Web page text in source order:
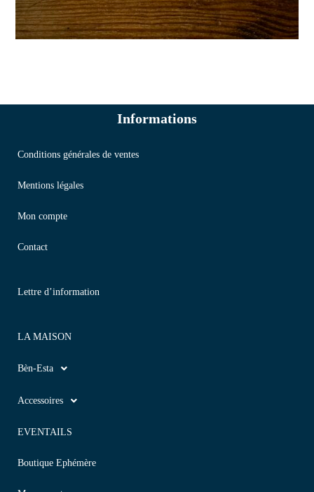
Informations
Conditions générales de ventes
Mentions légales
Mon compte
Contact
Lettre d’information
LA MAISON
Bèn-Esta
Accessoires
EVENTAILS
Boutique Ephémère